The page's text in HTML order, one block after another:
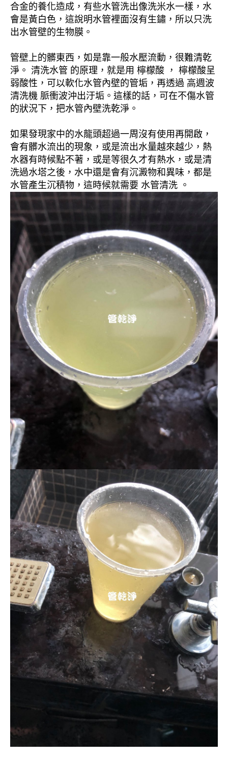
合金的養化造成，有些水管洗出像洗米水一樣，水
會是黃白色，這說明水管裡面沒有生鏽，所以只洗
出水管壁的生物膜。
管壁上的髒東西，如是靠一般水壓流動，很難清乾
淨。 清洗水管 的原理，就是用 檸檬酸 ， 檸檬酸呈
弱酸性，可以軟化水管內壁的管垢，再透過 高週波
清洗機 脈衝波沖出汙垢。這樣的話，可在不傷水管
的狀況下，把水管內壁洗乾淨。
如果發現家中的水龍頭超過一周沒有使用再開啟，
會有髒水流出的現象，或是流出水量越來越少，熱
水器有時候點不著，或是等很久才有熱水，或是清
洗過水塔之後，水中還是會有沉澱物和異味，都是
水管產生沉積物，這時候就需要 水管清洗 。